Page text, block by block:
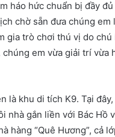
háo hức chuẩn bị đầy
chờ sẵn đưa chúng
gia trò chơi thú vị do
chúng em vừa giải trí
là khu di tích K9. Tại
nhà gắn liền với Bác Hồ
hàng “Quê Hương”, cả